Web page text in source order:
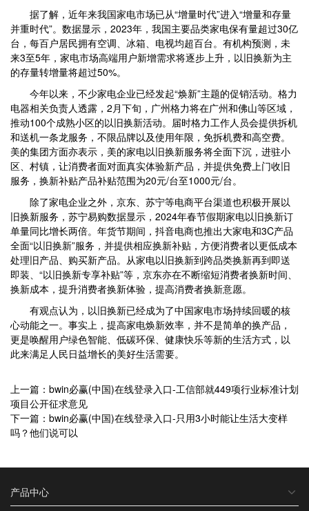
据了解，近年来我国家电市场已从“增量时代”进入“增量和存量
并重时代”。数据显示，2023年，我国主要品类家电保有量超过30亿
台，每百户居民拥有空调、冰箱、电视均超百台。有机构预测，未
来3至5年，家电市场高端用户新增需求将逐步上升，以旧换新为主
的存量转增量将超过50%。
今年以来，不少家电企业已经发起“焕新”主题的促销活动。格力
电器相关负责人透露，2月下旬，广州格力将在广州和佛山等区域，
推动100个成熟小区的以旧换新活动。届时格力工作人员会提供拆机
和送机一条龙服务，不限品牌以及使用年限，免拆机费和高空费。
美的集团方面亦表示，美的家电以旧换新服务将全面下沉，进驻小
区、村镇，让消费者面对面真实体验新产品，并提供免费上门收旧
服务，换新补贴产品补贴范围为20元/台至1000元/台。
除了家电企业之外，京东、苏宁等电商平台渠道也积极开展以
旧换新服务，苏宁易购数据显示，2024年春节假期家电以旧换新订
单量同比增长两倍。年货节期间，抖音电商也推出大家电和3C产品
全面“以旧换新”服务，并提供相应换新补贴，方便消费者以更低成本
处理旧产品、购买新产品。从家电以旧换新到跨品类换新再到即送
即装、“以旧换新专享补贴”等，京东亦在不断缩短消费者换新时间、
换新成本，提升消费者换新体验，提高消费者换新意愿。
有观点认为，以旧换新已经成为了中国家电市场持续回暖的核
心动能之一。事实上，提高家电焕新效率，并不是简单的换产品，
更是唤醒用户绿色智能、低碳环保、健康快乐等新的生活方式，以
此来满足人民日益增长的美好生活需要。
上一篇：bwin必赢(中国)在线登录入口-工信部就449项行业标准计划
项目公开征求意见
下一篇：bwin必赢(中国)在线登录入口-只用3小时能让生活大变样
吗？他们说可以
产品中心